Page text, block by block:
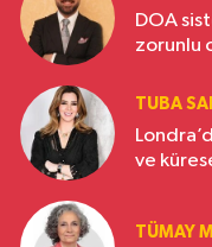
DOA
zorunlu
TUBA
ve
TÜMAY